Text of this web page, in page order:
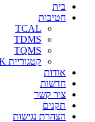
בית
חטיבות
TCAL
TDMS
TQMS
קטגוריית SHIK
אודות
חדשות
צור קשר
תקנים
הצהרת נגישות